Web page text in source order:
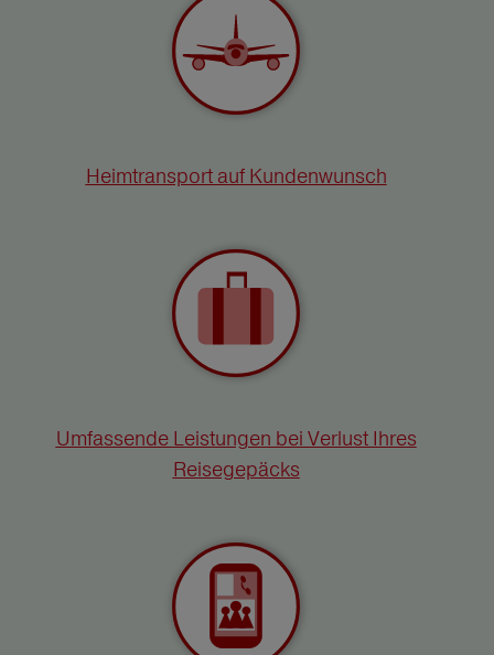
Heimtransport auf Kundenwunsch
Umfassende Leistungen bei Verlust Ihres
Reisegepäcks